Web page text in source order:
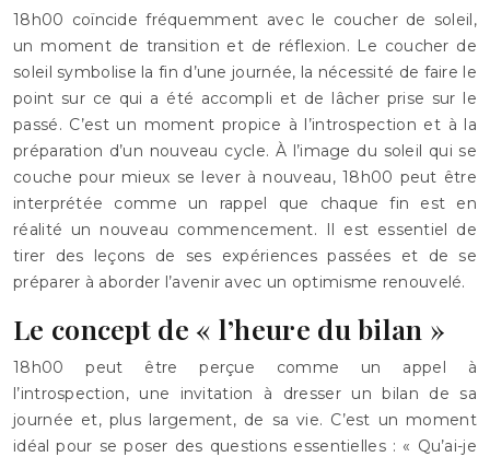
18h00 coïncide fréquemment avec le coucher de soleil,
un moment de transition et de réflexion. Le coucher de
soleil symbolise la fin d’une journée, la nécessité de faire le
point sur ce qui a été accompli et de lâcher prise sur le
passé. C’est un moment propice à l’introspection et à la
préparation d’un nouveau cycle. À l’image du soleil qui se
couche pour mieux se lever à nouveau, 18h00 peut être
interprétée comme un rappel que chaque fin est en
réalité un nouveau commencement. Il est essentiel de
tirer des leçons de ses expériences passées et de se
préparer à aborder l’avenir avec un optimisme renouvelé.
Le concept de « l’heure du bilan »
18h00 peut être perçue comme un appel à
l’introspection, une invitation à dresser un bilan de sa
journée et, plus largement, de sa vie. C’est un moment
idéal pour se poser des questions essentielles : « Qu’ai-je